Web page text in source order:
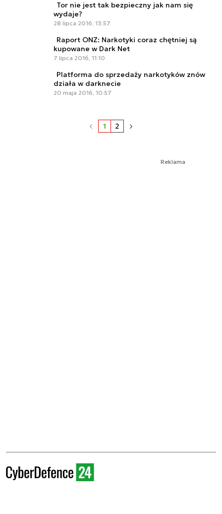
Tor nie jest tak bezpieczny jak nam się
wydaje?
28 lipca 2016, 13:57
Raport ONZ: Narkotyki coraz chętniej są
kupowane w Dark Net
7 lipca 2016, 11:10
Platforma do sprzedaży narkotyków znów
działa w darknecie
20 maja 2016, 10:57
1 2
Reklama